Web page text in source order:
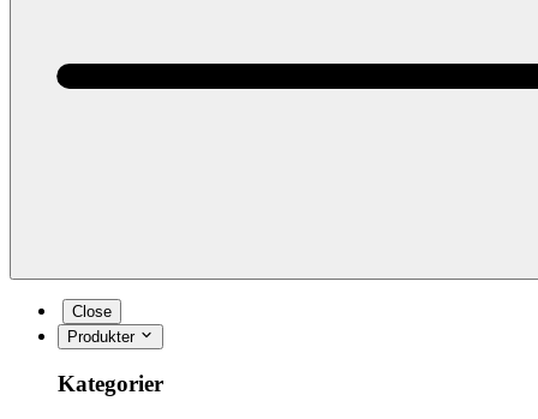
Close
Produkter
Kategorier